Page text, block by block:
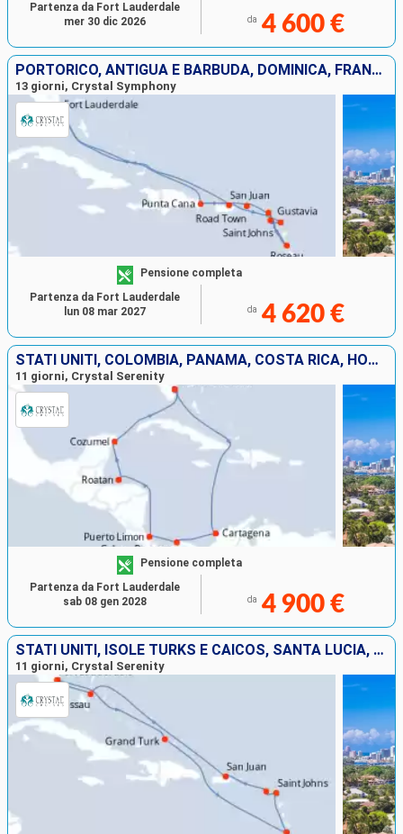
da 4 600 €
Partenza da Fort Lauderdale
mer 30 dic 2026
PORTORICO, ANTIGUA E BARBUDA, DOMINICA, FRANCIA, TORTOLA, REPUBBLICA DOMINICANA, STATI UNITI
13 giorni, Crystal Symphony
Pensione completa
da 4 620 €
Partenza da Fort Lauderdale
lun 08 mar 2027
STATI UNITI, COLOMBIA, PANAMA, COSTA RICA, HONDURAS, MESSICO
11 giorni, Crystal Serenity
Pensione completa
da 4 900 €
Partenza da Fort Lauderdale
sab 08 gen 2028
STATI UNITI, ISOLE TURKS E CAICOS, SANTA LUCIA, ANTIGUA E BARBUDA, PORTORICO, BAHAMAS
11 giorni, Crystal Serenity